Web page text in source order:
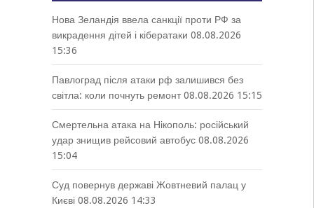
Нова Зеландія ввела санкції проти РФ за
викрадення дітей і кібератаки 08.08.2026
15:36
Павлоград після атаки рф залишився без
світла: коли почнуть ремонт 08.08.2026 15:15
Смертельна атака на Нікополь: російський
удар знищив рейсовий автобус 08.08.2026
15:04
Суд повернув державі Жовтневий палац у
Києві 08.08.2026 14:33